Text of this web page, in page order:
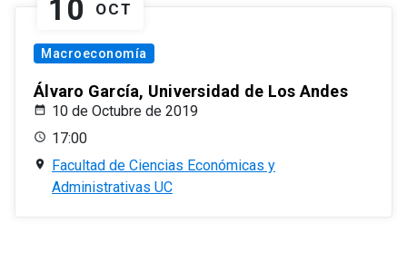
10 OCT
Macroeconomía
Álvaro García, Universidad de Los Andes
10 de Octubre de 2019
17:00
Facultad de Ciencias Económicas y
Administrativas UC